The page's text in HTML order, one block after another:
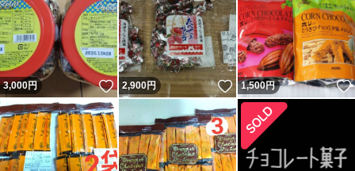
3,000円 いいね！
2,900円 いいね！
1,500円